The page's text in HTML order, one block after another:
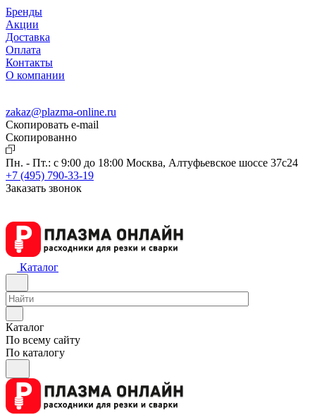
Бренды
Акции
Доставка
Оплата
Контакты
О компании
zakaz@plazma-online.ru
Скопировать e-mail
Cкопированно
Пн. - Пт.: с 9:00 до 18:00 Москва, Алтуфьевское шоссе 37с24
+7 (495) 790-33-19
Заказать звонок
Каталог
Каталог
По всему сайту
По каталогу